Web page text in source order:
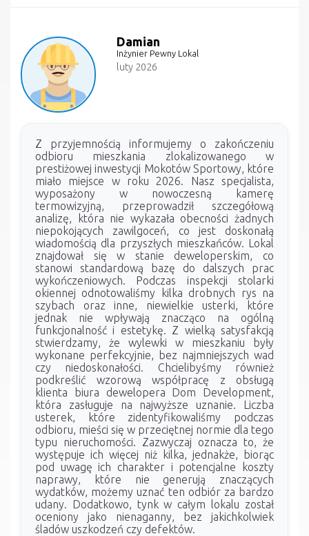
Damian
Inżynier Pewny Lokal
luty 2026
Z przyjemnością informujemy o zakończeniu
odbioru mieszkania zlokalizowanego w
prestiżowej inwestycji Mokotów Sportowy, które
miało miejsce w roku 2026. Nasz specjalista,
wyposażony w nowoczesną kamerę
termowizyjną, przeprowadził szczegółową
analizę, która nie wykazała obecności żadnych
niepokojących zawilgoceń, co jest doskonałą
wiadomością dla przyszłych mieszkańców. Lokal
znajdował się w stanie deweloperskim, co
stanowi standardową bazę do dalszych prac
wykończeniowych. Podczas inspekcji stolarki
okiennej odnotowaliśmy kilka drobnych rys na
szybach oraz inne, niewielkie usterki, które
jednak nie wpływają znacząco na ogólną
funkcjonalność i estetykę. Z wielką satysfakcją
stwierdzamy, że wylewki w mieszkaniu były
wykonane perfekcyjnie, bez najmniejszych wad
czy niedoskonałości. Chcielibyśmy również
podkreślić wzorową współpracę z obsługą
klienta biura dewelopera Dom Development,
która zasługuje na najwyższe uznanie. Liczba
usterek, które zidentyfikowaliśmy podczas
odbioru, mieści się w przeciętnej normie dla tego
typu nieruchomości. Zazwyczaj oznacza to, że
występuje ich więcej niż kilka, jednakże, biorąc
pod uwagę ich charakter i potencjalne koszty
naprawy, które nie generują znaczących
wydatków, możemy uznać ten odbiór za bardzo
udany. Dodatkowo, tynk w całym lokalu został
oceniony jako nienaganny, bez jakichkolwiek
śladów uszkodzeń czy defektów.